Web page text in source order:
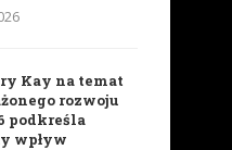
Kay na temat
rozwoju
podkreśla
wpływ